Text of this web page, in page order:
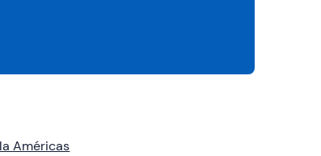
Américas